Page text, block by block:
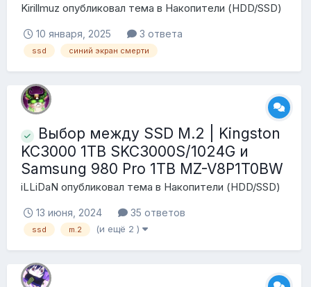
Kirillmuz опубликовал тема в Накопители (HDD/SSD)
10 января, 2025 3 ответа
ssd синий экран смерти
Выбор между SSD M.2 | Kingston
KC3000 1TB SKC3000S/1024G и
Samsung 980 Pro 1TB MZ-V8P1T0BW
iLLiDaN опубликовал тема в Накопители (HDD/SSD)
13 июня, 2024 35 ответов
ssd m.2 (и ещё 2 )